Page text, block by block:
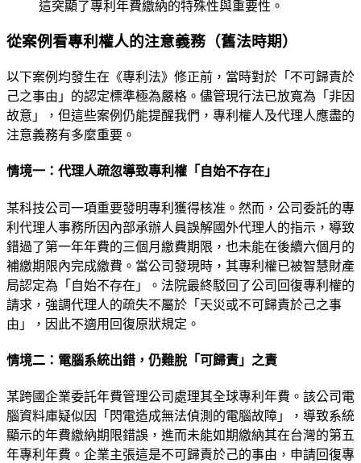
這突顯了專利年費繳納的特殊性與重要性。
從案例看專利權人的注意義務（舊法時期）
以下案例均發生在《專利法》修正前，當時對於「不可歸責於
己之事由」的認定標準極為嚴格。儘管現行法已放寬為「非因
故意」，但這些案例仍能提醒我們，專利權人及代理人應盡的
注意義務有多麼重要。
情境一：代理人疏忽導致專利權「自始不存在」
某科技公司一項重要發明專利獲得核准。然而，公司委託的專
利代理人事務所因內部承辦人員誤解國外代理人的指示，導致
錯過了第一年年費的三個月繳費期限，也未能在後續六個月的
補繳期限內完成繳費。當公司發現時，其專利權已被智慧財產
局認定為「自始不存在」。法院最終駁回了公司回復專利權的
請求，強調代理人的疏失不屬於「天災或不可歸責於己之事
由」，因此不適用回復原狀規定。
情境二：電腦系統出錯，仍難脫「可歸責」之責
某跨國企業委託年費管理公司處理其全球專利年費。該公司電
腦資料庫疑似因「閃電造成無法偵測的電腦故障」，導致系統
顯示的年費繳納期限錯誤，進而未能如期繳納其在台灣的第五
年專利年費。企業主張這是不可歸責於己的事由，申請回復專